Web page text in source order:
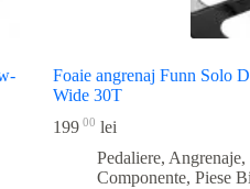
Foaie angrenaj Funn Solo
Wide 30T
19900 lei
Pedaliere, Angrenaje,
Componente, Piese